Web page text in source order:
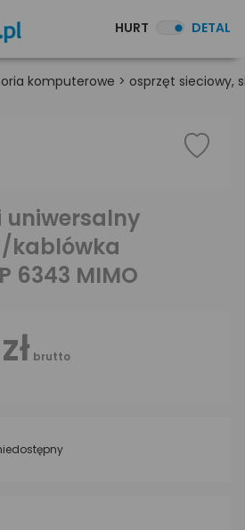
HURT DETAL
komputerowe > osprzęt sieciowy,
uniwersalny
kablówka
6343 MIMO
brutto